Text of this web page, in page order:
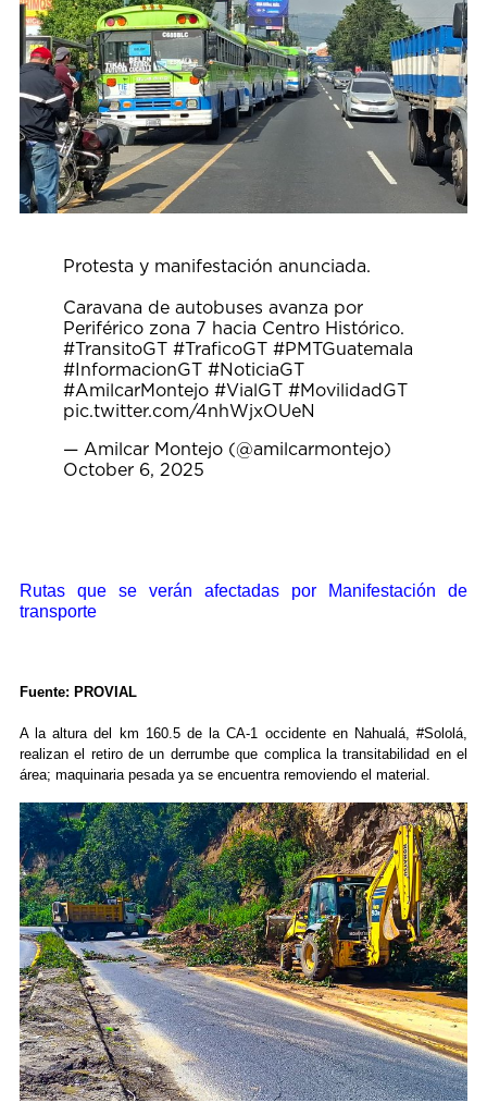
Protesta y manifestación anunciada.
Caravana de autobuses avanza por
Periférico zona 7 hacia Centro Histórico.
#TransitoGT #TraficoGT #PMTGuatemala
#InformacionGT #NoticiaGT
#AmilcarMontejo #VialGT #MovilidadGT
pic.twitter.com/4nhWjxOUeN
— Amilcar Montejo (@amilcarmontejo)
October 6, 2025
Rutas que se verán afectadas por Manifestación de
transporte
Fuente: PROVIAL
A la altura del km 160.5 de la CA-1 occidente en Nahualá, #Sololá,
realizan el retiro de un derrumbe que complica la transitabilidad en el
área; maquinaria pesada ya se encuentra removiendo el material.